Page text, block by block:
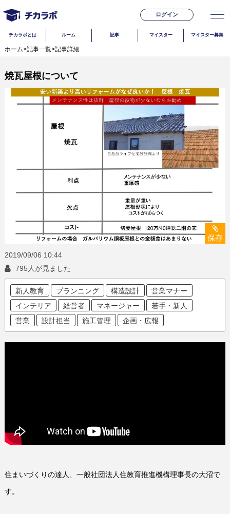
ログイン
チカラボとは ルーム 記事 マイスター マイスター募集
ホーム>記事一覧>記事詳細
焼瓦屋根について
保存
2019/09/06 10:44
795人が見ました
新人教育 プランニング 構造設計
営業マナー
インテリア
経営者 マネージャー
若手・新人
営業
設計担当 施工管理 企画・広報
住まいづくりの達人、一般社団法人住教育推進機構理事長の大沼で
す。